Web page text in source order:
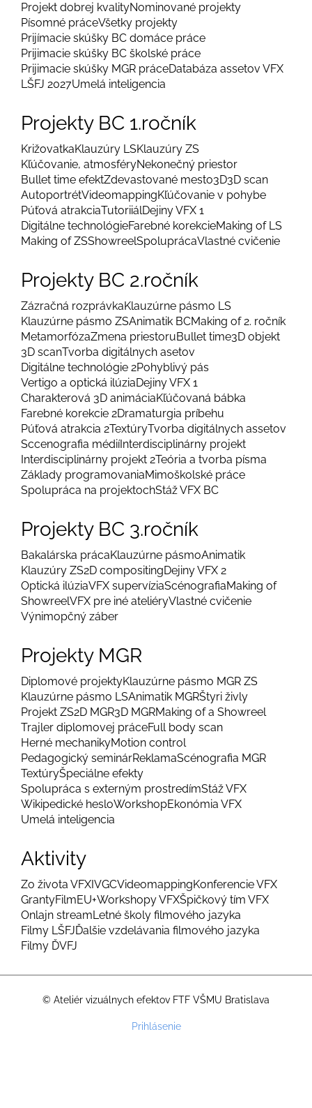
Projekt dobrej kvalityNominované projekty
Písomné práceVšetky projekty
Prijímacie skúšky BC domáce práce
Prijimacie skúšky BC školské práce
Prijimacie skúšky MGR práceDatabáza assetov VFX
LŠFJ 2027Umelá inteligencia
Projekty BC 1.ročník
KrižovatkaKlauzúry LSKlauzúry ZS
Kľúčovanie, atmosféryNekonečný priestor
Bullet time efektZdevastované mesto3D3D scan
AutoportrétVideomappingKľúčovanie v pohybe
Púťová atrakciaTutoriiálDejiny VFX 1
Digitálne technológieFarebné korekcieMaking of LS
Making of ZSShowreelSpoluprácaVlastné cvičenie
Projekty BC 2.ročník
Zázračná rozprávkaKlauzúrne pásmo LS
Klauzúrne pásmo ZSAnimatik BCMaking of 2. ročník
MetamorfózaZmena priestoruBullet time3D objekt
3D scanTvorba digitálnych asetov
Digitálne technológie 2Pohyblivý pás
Vertigo a optická ilúziaDejiny VFX 1
Charakterová 3D animáciaKľúčovaná bábka
Farebné korekcie 2Dramaturgia príbehu
Púťová atrakcia 2TextúryTvorba digitálnych assetov
Sccenografia médiíInterdisciplinárny projekt
Interdisciplinárny projekt 2Teória a tvorba písma
Základy programovaniaMimoškolské práce
Spolupráca na projektochStáž VFX BC
Projekty BC 3.ročník
Bakalárska prácaKlauzúrne pásmoAnimatik
Klauzúry ZS2D compositingDejiny VFX 2
Optická ilúziaVFX supervíziaScénografiaMaking of
ShowreelVFX pre iné ateliéryVlastné cvičenie
Výnimopčný záber
Projekty MGR
Diplomové projektyKlauzúrne pásmo MGR ZS
Klauzúrne pásmo LSAnimatik MGRŠtyri živly
Projekt ZS2D MGR3D MGRMaking of a Showreel
Trajler diplomovej práceFull body scan
Herné mechanikyMotion control
Pedagogický seminárReklamaScénografia MGR
TextúryŠpeciálne efekty
Spolupráca s externým prostredímStáž VFX
Wikipedické hesloWorkshopEkonómia VFX
Umelá inteligencia
Aktivity
Zo života VFXIVGCVideomappingKonferencie VFX
GrantyFilmEU+Workshopy VFXŠpičkový tím VFX
Onlajn streamLetné školy filmového jazyka
Filmy LŠFJĎalšie vzdelávania filmového jazyka
Filmy ĎVFJ
© Ateliér vizuálnych efektov FTF VŠMU Bratislava
Prihlásenie